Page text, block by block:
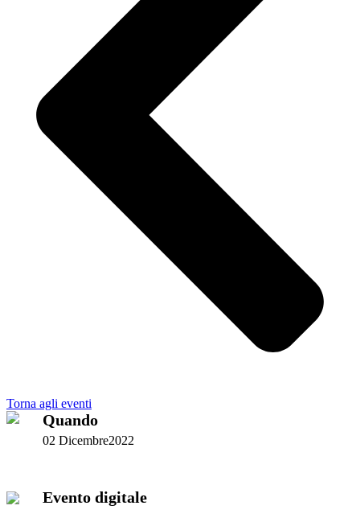
Torna agli eventi
Quando
02 Dicembre2022
Evento digitale